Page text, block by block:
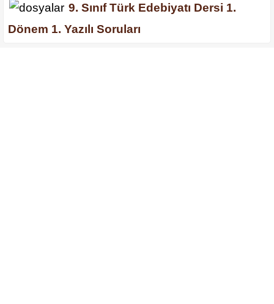
9. Sınıf Türk Edebiyatı Dersi 1.
Dönem 1. Yazılı Soruları